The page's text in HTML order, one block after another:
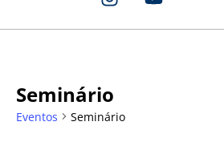
Seminário
Eventos Seminário